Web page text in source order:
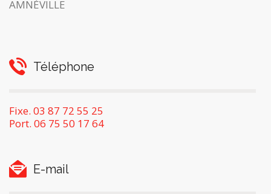
AMNÉVILLE
Téléphone
Fixe. 03 87 72 55 25
Port. 06 75 50 17 64
E-mail